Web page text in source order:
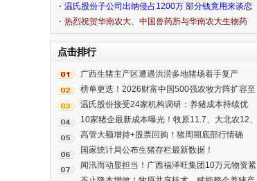
温氏股份子公司出纳侵占1200万 部分钱竟用来谈恋
爱
热烈祝贺华南农大、中国兽药所与华南农大生物药
品有限公司研制的两种新疫苗问世！
点击排行
广西生猪主产区遭遇洪涝多地猪场着手复产
榜单更迭！2026财富中国500强农牧方阵扩容至
11家！中粮、通威、新希望、万洲国际、牧原、
海大集团悉数入围
温氏股份接受24家机构调研：养猪成本持续优
化，布局黑猪与肉鸡出海战略
10家猪企最新成本曝光！牧原11.7、大北农12、
唐人神12.66…立华股份以11.5元/kg拿下成本最
低
高管大额增持+股票回购！猪周期底部行情确
认，头部猪企集体逆势布局
国家统计局公布生猪存栏最新数据！
闻汛而动显担当！广西福泽旺集团10万元物资紧